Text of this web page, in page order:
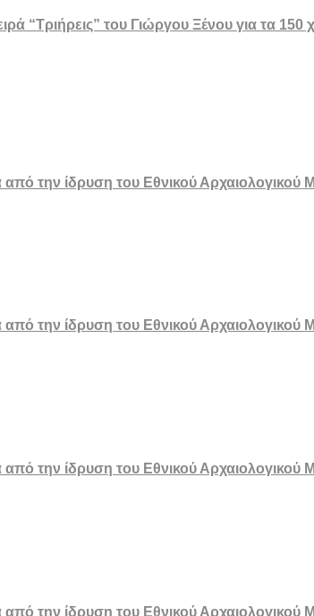
“Τριήρεις” του Γιώργου Ξένου για τα
από την ίδρυση του Εθνικού
από την ίδρυση του Εθνικού
από την ίδρυση του Εθνικού
από την ίδρυση του Εθνικού